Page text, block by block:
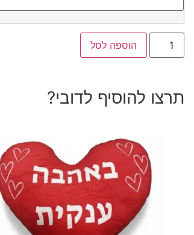
הוספה לסל
תרצו להוסיף לדובי?